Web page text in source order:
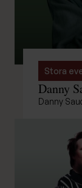
Stora
Danny
Danny